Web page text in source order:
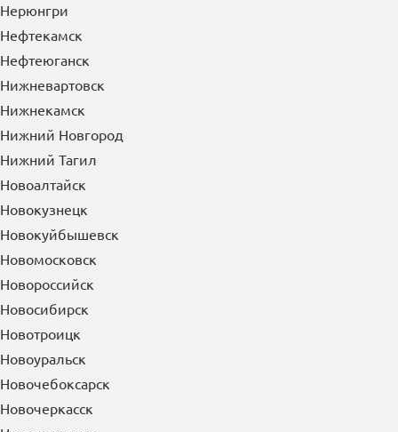
Нерюнгри
Нефтекамск
Нефтеюганск
Нижневартовск
Нижнекамск
Нижний Новгород
Нижний Тагил
Новоалтайск
Новокузнецк
Новокуйбышевск
Новомосковск
Новороссийск
Новосибирск
Новотроицк
Новоуральск
Новочебоксарск
Новочеркасск